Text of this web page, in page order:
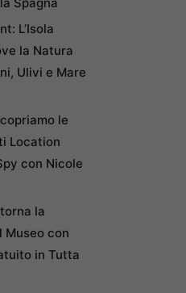
Spagna
L’Isola
la Natura
Ulivi e Mare
le
Location
con Nicole
la
Museo con
in Tutta